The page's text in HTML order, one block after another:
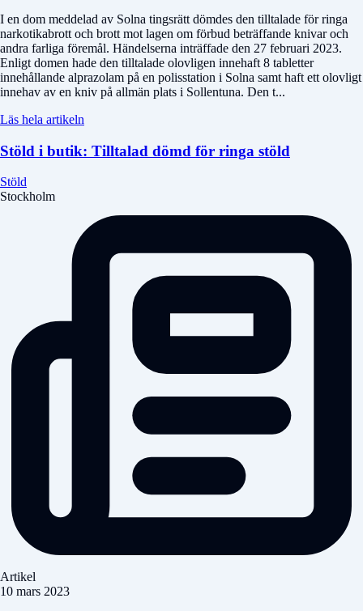
I en dom meddelad av Solna tingsrätt dömdes den tilltalade för ringa
narkotikabrott och brott mot lagen om förbud beträffande knivar och
andra farliga föremål. Händelserna inträffade den 27 februari 2023.
Enligt domen hade den tilltalade olovligen innehaft 8 tabletter
innehållande alprazolam på en polisstation i Solna samt haft ett olovligt
innehav av en kniv på allmän plats i Sollentuna. Den t...
Läs hela artikeln
Stöld i butik: Tilltalad dömd för ringa stöld
Stöld
Stockholm
Artikel
10 mars 2023